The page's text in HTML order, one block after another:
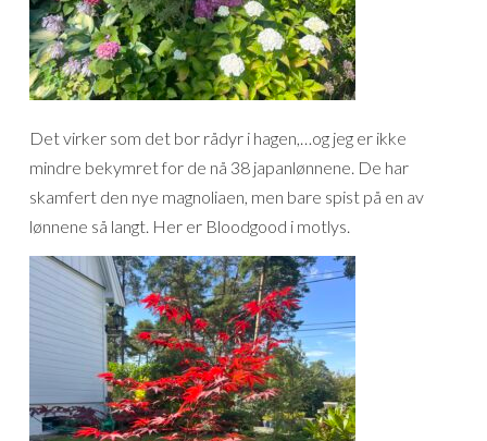
Det virker som det bor rådyr i hagen,…og jeg er ikke
mindre bekymret for de nå 38 japanlønnene. De har
skamfert den nye magnoliaen, men bare spist på en av
lønnene så langt. Her er Bloodgood i motlys.